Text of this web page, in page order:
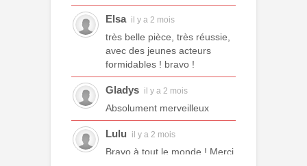
Elsa il y a 2 mois
très belle pièce, très réussie,
avec des jeunes acteurs
formidables ! bravo !
Gladys il y a 2 mois
Absolument merveilleux
Lulu il y a 2 mois
Bravo à tout le monde ! Merci